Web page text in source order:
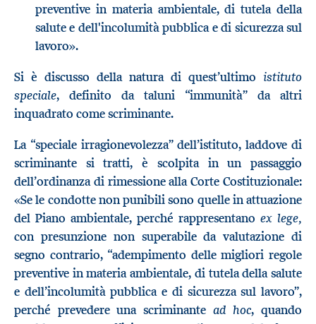
preventive in materia ambientale, di tutela della
salute e dell'incolumità pubblica e di sicurezza sul
lavoro».
Si è discusso della natura di quest’ultimo istituto
speciale, definito da taluni “immunità” da altri
inquadrato come scriminante.
La “speciale irragionevolezza” dell’istituto, laddove di
scriminante si tratti, è scolpita in un passaggio
dell’ordinanza di rimessione alla Corte Costituzionale:
«Se le condotte non punibili sono quelle in attuazione
del Piano ambientale, perché rappresentano ex lege,
con presunzione non superabile da valutazione di
segno contrario, “adempimento delle migliori regole
preventive in materia ambientale, di tutela della salute
e dell’incolumità pubblica e di sicurezza sul lavoro”,
perché prevedere una scriminante ad hoc, quando